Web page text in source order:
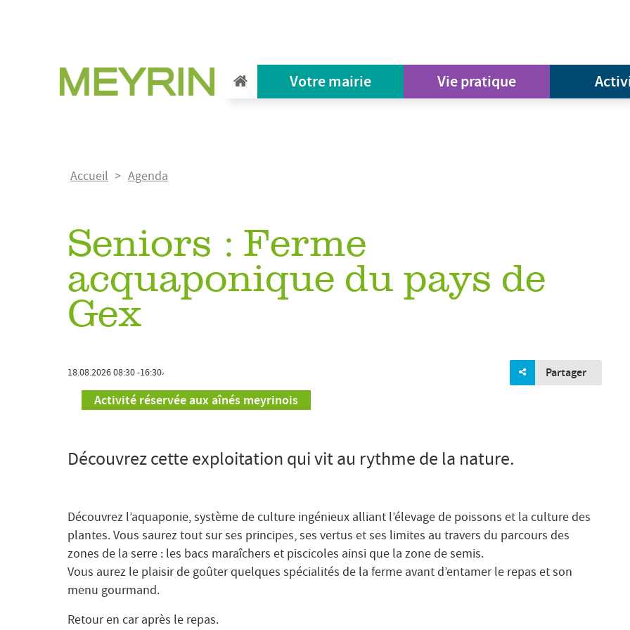
Votre mairie Vie pratique
FilAccueil Agenda
Seniors : Ferme
acquaponique du pays de
Gex
Partager
18.08.202608:30 16:30,
Activité réservée aux aînés meyrinois
Découvrez cette exploitation qui vit au rythme de la nature.
Découvrez l’aquaponie, système de culture ingénieux alliant l’élevage de poissons et la culture des
plantes. Vous saurez tout sur ses principes, ses vertus et ses limites au travers du parcours des
zones de la serre : les bacs maraîchers et piscicoles ainsi que la zone de semis.
Vous aurez le plaisir de goûter quelques spécialités de la ferme avant d’entamer le repas et son
menu gourmand.
Retour en car après le repas.